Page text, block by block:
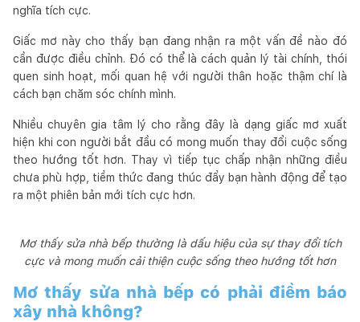
nghĩa tích cực.
Giấc mơ này cho thấy bạn đang nhận ra một vấn đề nào đó
cần được điều chỉnh. Đó có thể là cách quản lý tài chính, thói
quen sinh hoạt, mối quan hệ với người thân hoặc thậm chí là
cách bạn chăm sóc chính mình.
Nhiều chuyên gia tâm lý cho rằng đây là dạng giấc mơ xuất
hiện khi con người bắt đầu có mong muốn thay đổi cuộc sống
theo hướng tốt hơn. Thay vì tiếp tục chấp nhận những điều
chưa phù hợp, tiềm thức đang thúc đẩy bạn hành động để tạo
ra một phiên bản mới tích cực hơn.
Mơ thấy sửa nhà bếp thường là dấu hiệu của sự thay đổi tích
cực và mong muốn cải thiện cuộc sống theo hướng tốt hơn
Mơ thấy sửa nhà bếp có phải điềm báo
xây nhà không?